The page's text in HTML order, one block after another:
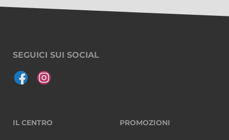
SEGUICI SUI SOCIAL
IL CENTRO PROMOZIONI